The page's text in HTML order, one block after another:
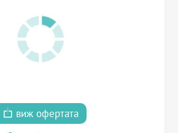
виж офертата